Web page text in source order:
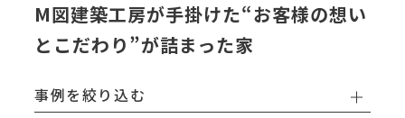
私たちの家づくり
M図建築工房が手掛けた“お客様の想い
とこだわり”が詰まった家
事例を絞り込む